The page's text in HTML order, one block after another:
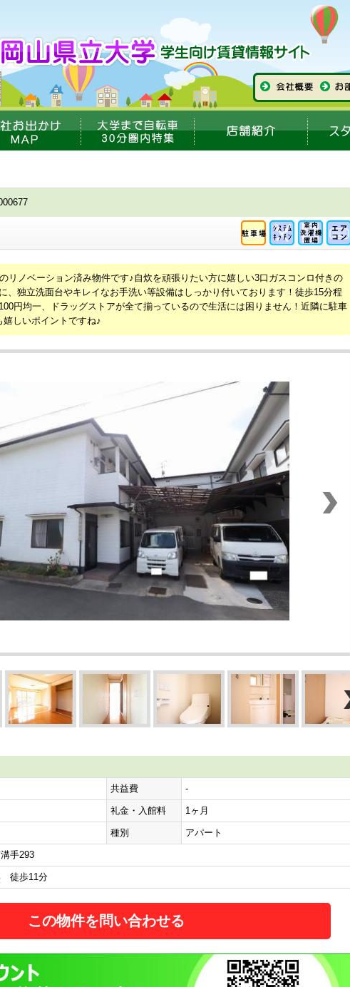
リノベーション済み物件です♪自炊を頑張りたい方に嬉しい3口ガスコンロ付きの
、独立洗面台やキレイなお手洗い等設備はしっかり付いております！徒歩15分程
円均一、ドラッグストアが全て揃っているので生活には困りません！近隣に駐車
しいポイントですね♪
共益費 -
礼金・入館料 1ヶ月
種別 アパート
手293
徒歩11分
この物件を問い合わせる